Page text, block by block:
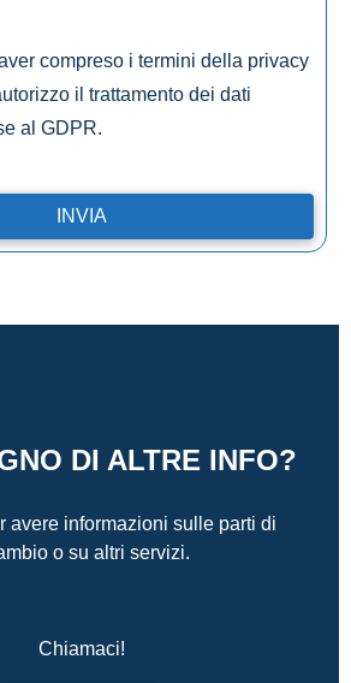
compreso i termini della privacy
il trattamento dei dati
al GDPR.
DI ALTRE INFO?
avere informazioni sulle parti di
o su altri servizi.
Chiamaci!